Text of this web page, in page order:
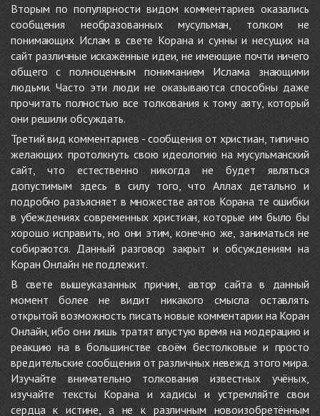
Вторым по популярности видом комментариев оказались
сообщения необразованных мусульман, толком не
понимающих Ислам в свете Корана и сунны и несущих на
сайт различные искажённые идеи, не имеющие почти ничего
общего с полноценным пониманием Ислама знающими
людьми. Часто эти люди не оказываются способны даже
прочитать полностью все толкования к тому аяту, который
они решили обсуждать.
Третий вид комментариев - сообщения от христиан, типично
желающих протолкнуть свою идеологию на мусульманский
сайт, что естественно никогда не будет являться
допустимым здесь в силу того, что Аллах детально и
подробно разъясняет в множестве аятов Корана те ошибки
в убеждениях современных христиан, которые им было бы
хорошо исправить, но они этим, конечно же, заниматься не
собираются. Данный разговор закрыт и обсуждениям на
Коран Онлайн не подлежит.
В свете вышеуказанных причин, автор сайта в данный
момент более не видит никакого смысла оставлять
открытой возможность писать новые комментарии на Коран
Онлайн, ибо они лишь тратят впустую время на модерацию и
реакцию на в большинстве своём бестолковые и просто
вредительские сообщения от различных невежд этого мира.
Изучайте внимательно толкования известных учёных,
изучайте тексты Корана и хадисы и устремляйте свои
сердца к истине, а не к различным новоизобретённым